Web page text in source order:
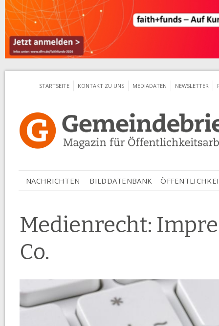
STARTSEITE KONTAKT ZU UNS MEDIADATEN NEWSLETTER
NACHRICHTEN BILDDATENBANK
Medienrecht:
Co.